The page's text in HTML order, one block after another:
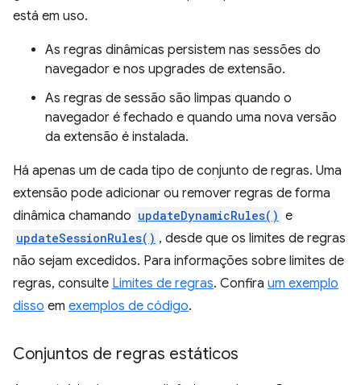
está em uso.
As regras dinâmicas persistem nas sessões do
navegador e nos upgrades de extensão.
As regras de sessão são limpas quando o
navegador é fechado e quando uma nova versão
da extensão é instalada.
Há apenas um de cada tipo de conjunto de regras. Uma
extensão pode adicionar ou remover regras de forma
dinâmica chamando updateDynamicRules() e
updateSessionRules() , desde que os limites de regras
não sejam excedidos. Para informações sobre limites de
regras, consulte Limites de regras. Confira um exemplo
disso em exemplos de código.
Conjuntos de regras estáticos